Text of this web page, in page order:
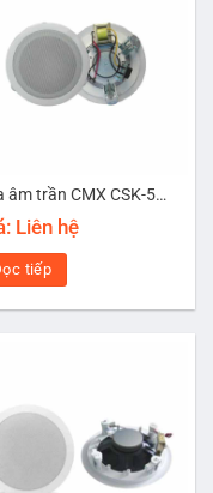
Loa âm trần CMX CSK-56W
Liên hệ
tiếp